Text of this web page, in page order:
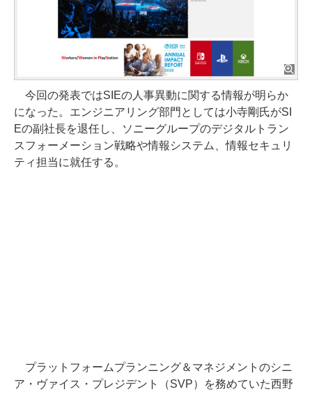
今回の発表ではSIEの人事異動に関する情報が明らか
になった。エンジニアリング部門としては小寺剛氏がSI
Eの副社長を退任し、ソニーグループのデジタルトラン
スフォーメーション戦略や情報システム、情報セキュリ
ティ担当に就任する。
プラットフォームプランニング＆マネジメントのシニ
ア・ヴァイス・プレジデント（SVP）を務めていた西野